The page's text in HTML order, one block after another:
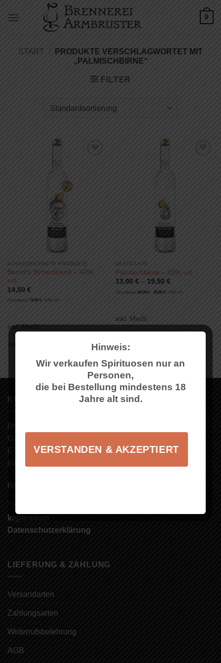
Inhalt
0
START /
PRODUKTE VERSCHLAGWORTET MIT
„PALMISCHBIRNE“
FILTER
AUSGEZEICHNETE PRODUKTE
Bernd’s Birnenbrand – 40%
vol.
14,50 €
(Grundpreis: 72,50 €/ 1000 ml
inkl. MwSt.
zzgl.
DESTILLATE
Palmischbirne – 40% vol.
13,00 €– 19,50 €
(Grundpreis: 65,00 €– 39,00 €/ 1000 ml )
inkl. MwSt.
KONTAKT
Gässle 1, 72657 Altenriet
E-Mail:
info@brennerei-armbruster.de
RECHTLICHES
Impressum
Datenschutzerklärung
LIEFERUNG & ZAHLUNG
Versandarten
Zahlungsarten
Widerrufsbelehrung
AGB
Hinweis:
Wir verkaufen Spirituosen nur an
Personen,
die bei Bestellung mindestens 18
Jahre alt sind.
VERSTANDEN & AKZEPTIERT